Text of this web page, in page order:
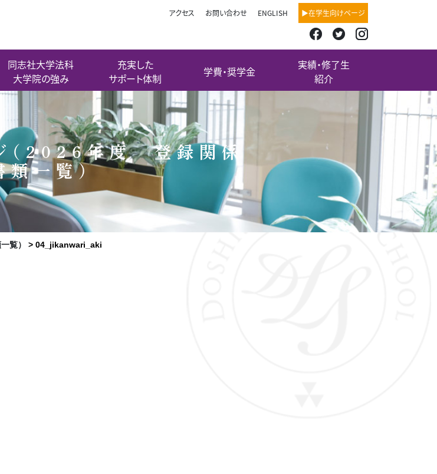
アクセス お問い合わせ ENGLISH ▶在学生向けページ
同志社大学法科
大学院の強み
充実した
サポート体制
学費・奨学金
実績・修了生
紹介
（2026年度 登録関係
類一覧）
覧） > 04_jikanwari_aki